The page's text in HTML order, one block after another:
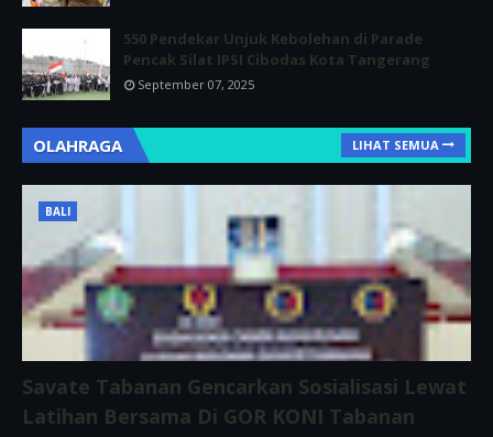
550 Pendekar Unjuk Kebolehan di Parade
Pencak Silat IPSI Cibodas Kota Tangerang
September 07, 2025
OLAHRAGA LIHAT SEMUA
BALI
Savate Tabanan Gencarkan Sosialisasi Lewat
Latihan Bersama Di GOR KONI Tabanan